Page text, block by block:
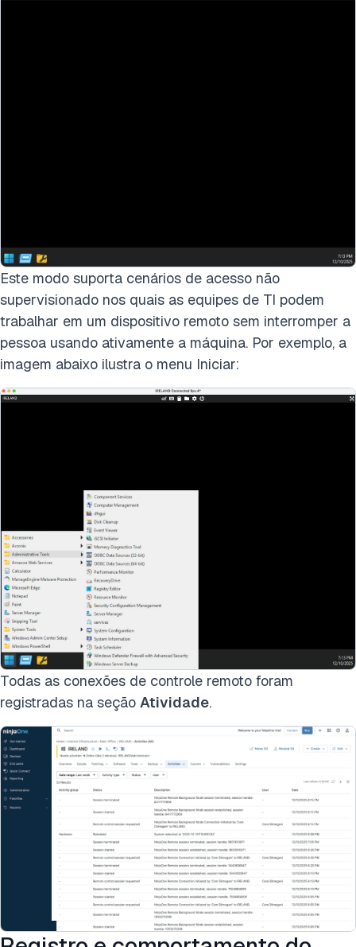
Este modo suporta cenários de acesso não
supervisionado nos quais as equipes de TI podem
trabalhar em um dispositivo remoto sem interromper a
pessoa usando ativamente a máquina. Por exemplo, a
imagem abaixo ilustra o menu Iniciar:
Todas as conexões de controle remoto foram
registradas na seção Atividade.